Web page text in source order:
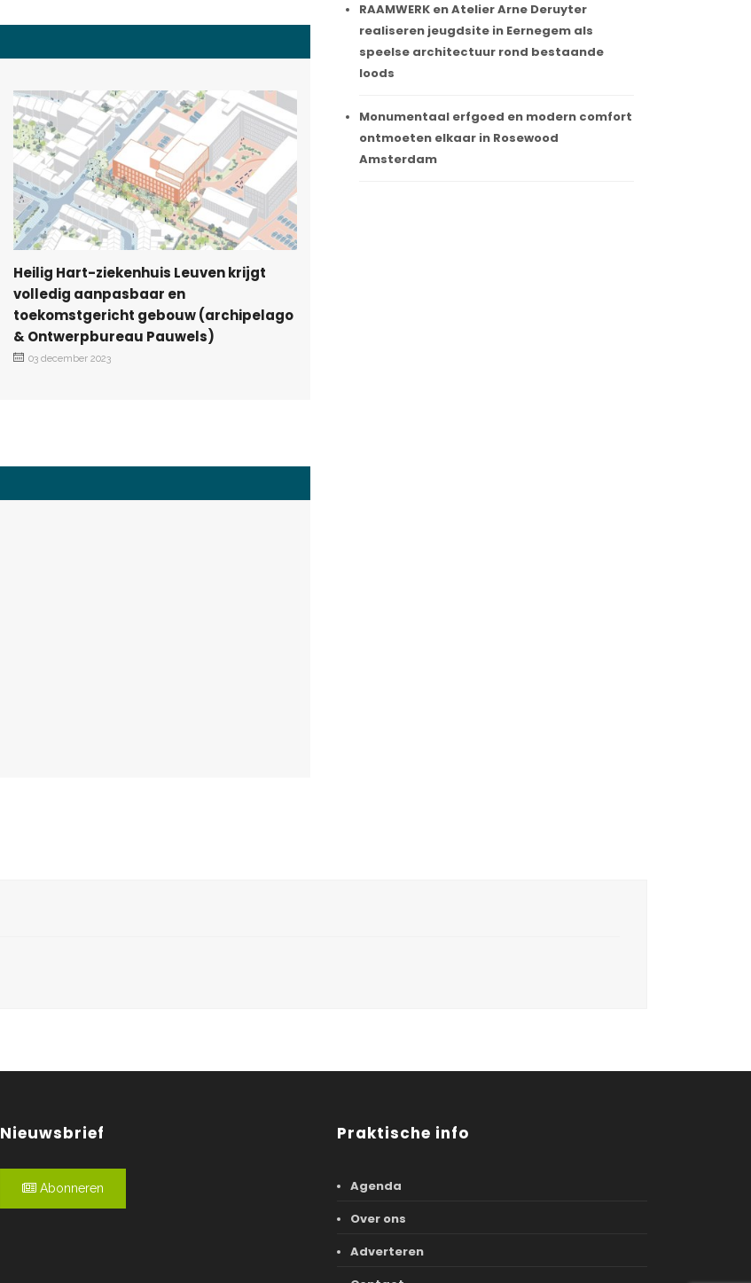
Heilig Hart-ziekenhuis Leuven krijgt
volledig aanpasbaar en
toekomstgericht gebouw (archipelago
& Ontwerpbureau Pauwels)
03 december 2023
RAAMWERK en Atelier Arne Deruyter
realiseren jeugdsite in Eernegem als
speelse architectuur rond bestaande
loods
Monumentaal erfgoed en modern comfort
ontmoeten elkaar in Rosewood
Amsterdam
Nieuwsbrief
Abonneren
Praktische info
Agenda
Over ons
Adverteren